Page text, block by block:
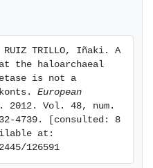
RUIZ TRILLO, Iñaki. A
the haloarchaeal
is not a
European
2012. Vol. 48, num.
4739. [consulted: 8
at:
126591